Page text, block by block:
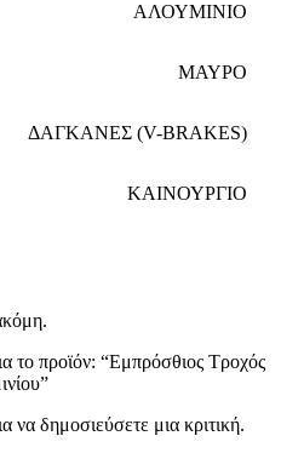
ΑΛΟΥΜΙΝΙΟ
ΜΑΥΡΟ
ΔΑΓΚΑΝΕΣ (V-BRAKES)
ΚΑΙΝΟΥΡΓΙΟ
το προϊόν: “Εμπρόσθιος Τροχός
να δημοσιεύσετε μια κριτική.